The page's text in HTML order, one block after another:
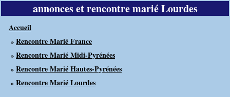
annonces et rencontre marié Lourdes
Accueil
» Rencontre Marié France
» Rencontre Marié Midi-Pyrénées
» Rencontre Marié Hautes-Pyrénées
» Rencontre Marié Lourdes